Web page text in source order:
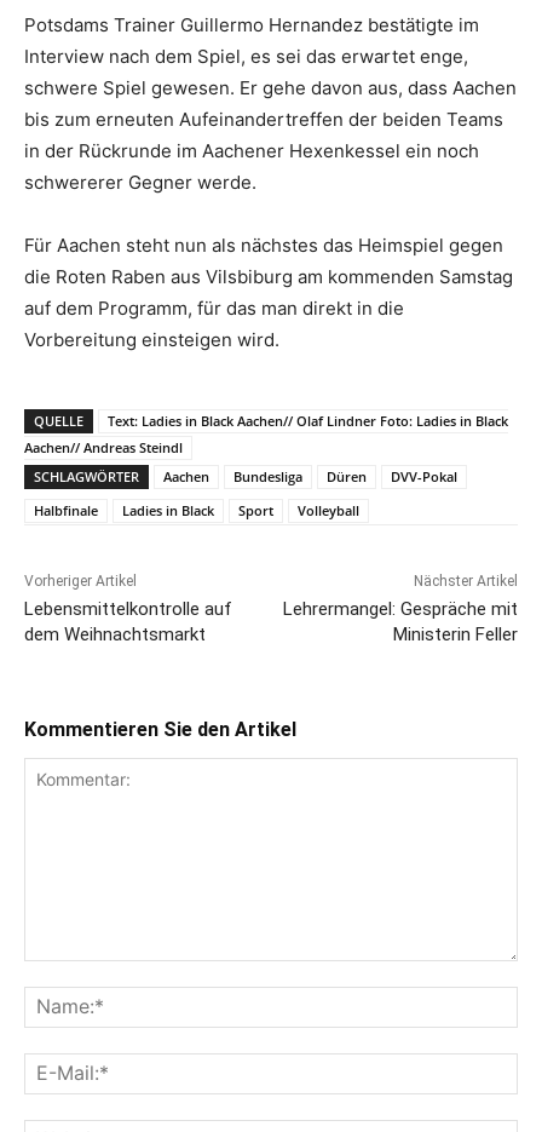
Potsdams Trainer Guillermo Hernandez bestätigte im
Interview nach dem Spiel, es sei das erwartet enge,
schwere Spiel gewesen. Er gehe davon aus, dass Aachen
bis zum erneuten Aufeinandertreffen der beiden Teams
in der Rückrunde im Aachener Hexenkessel ein noch
schwererer Gegner werde.
Für Aachen steht nun als nächstes das Heimspiel gegen
die Roten Raben aus Vilsbiburg am kommenden Samstag
auf dem Programm, für das man direkt in die
Vorbereitung einsteigen wird.
QUELLE
Text: Ladies in Black Aachen// Olaf Lindner Foto: Ladies in Black
Aachen// Andreas Steindl
SCHLAGWÖRTER
Aachen Bundesliga Düren
DVV-Pokal
Halbfinale
Ladies in Black Sport Volleyball
Vorheriger Artikel
Lebensmittelkontrolle auf
dem Weihnachtsmarkt
Nächster Artikel
Lehrermangel: Gespräche mit
Ministerin Feller
Kommentieren Sie den Artikel